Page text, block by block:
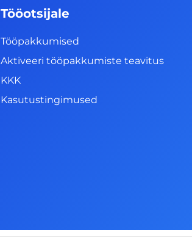
Tööotsijale
Tööpakkumised
Aktiveeri tööpakkumiste teavitus
KKK
Kasutustingimused